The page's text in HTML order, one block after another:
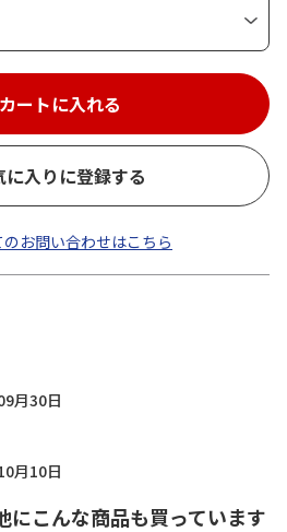
カートに入れる
に入りに登録する
お問い合わせはこちら
月30日
月10日
にこんな商品も買っています